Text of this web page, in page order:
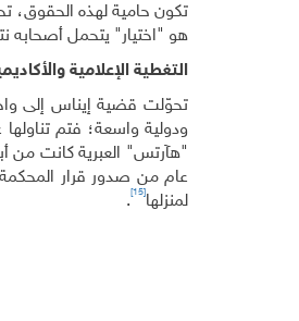
تكون حامية لهذه الحقوق،
هو "اختيار" يتحمل أصحابه
التغطية الإعلامية
تحوّلت قضية إيناس إلى
ودولية واسعة؛ فتم
"هآرتس" العبرية كانت من
عام من صدور قرار
لمنزلها [15]
.